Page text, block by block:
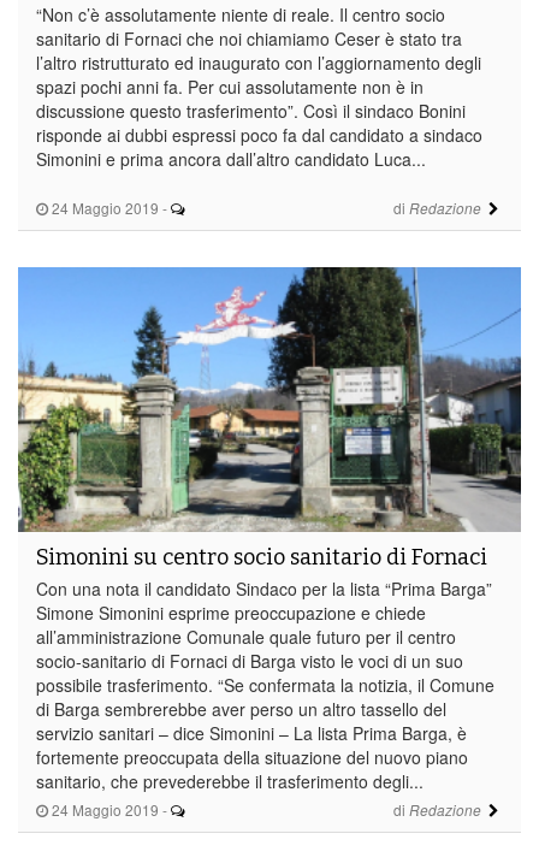
24 Maggio 2019 - di Redazione
“Non c’è assolutamente niente di reale. Il centro socio
sanitario di Fornaci che noi chiamiamo Ceser è stato tra
l’altro ristrutturato ed inaugurato con l’aggiornamento degli
spazi pochi anni fa. Per cui assolutamente non è in
discussione questo trasferimento”. Così il sindaco Bonini
risponde ai dubbi espressi poco fa dal candidato a sindaco
Simonini e prima ancora dall’altro candidato Luca...
24 Maggio 2019 - di Redazione
Simonini su centro socio sanitario di Fornaci
Con una nota il candidato Sindaco per la lista “Prima Barga”
Simone Simonini esprime preoccupazione e chiede
all’amministrazione Comunale quale futuro per il centro
socio-sanitario di Fornaci di Barga visto le voci di un suo
possibile trasferimento. “Se confermata la notizia, il Comune
di Barga sembrerebbe aver perso un altro tassello del
servizio sanitari – dice Simonini – La lista Prima Barga, è
fortemente preoccupata della situazione del nuovo piano
sanitario, che prevederebbe il trasferimento degli...